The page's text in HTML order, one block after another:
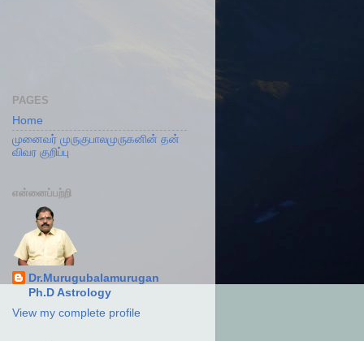
PAGES
Home
முனைவர் முருகுபாலமுருகனின் தன்
விவர குறிப்பு
என்னைப்பற்றி
Dr.Murugubalamurugan
Ph.D Astrology
View my complete profile